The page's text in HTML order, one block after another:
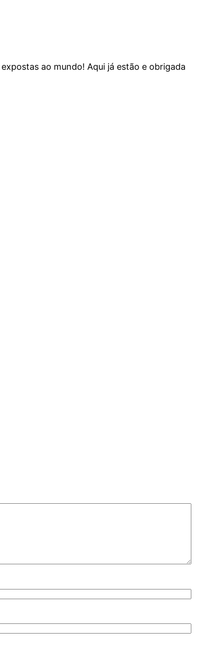
ao mundo! Aqui já estão e obrigada